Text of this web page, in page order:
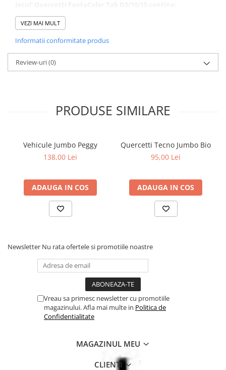
150 de piese peg in 5 culori, cu diametru: 5, 10, 15 mm.
1 tabla perforata.
1 cos.
1 album cu sabloane, se poate descarca de'AICI.
Jocul este destinat copiilor cu varsta: 4 ani +.
Nu este recomandat copiilor mai mici de 3 ani deoarece
facute pentru a stimula creativitatea si intuitia copiilor prin joaca.
Quercetti, copiii se joaca inteligent!
VEZI MAI MULT
Informatii conformitate produs
Review-uri(0)
PRODUSE SIMILARE
Vehicule Jumbo Peggy
138,00 Lei
ADAUGA IN COS
Quercetti Tecno Jumbo Bio
95,00 Lei
ADAUGA IN COS
Newsletter Nu rata ofertele si promotiile noastre
Vreau sa primesc newsletter cu promotiile
magazinului. Afla mai multe in Politica de
Confidentialitate
MAGAZINUL MEU
CLIENTI